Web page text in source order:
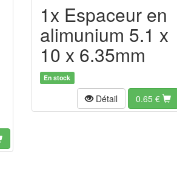
1x Espaceur en
alimunium 5.1 x
10 x 6.35mm
En stock
Détail 0.65 €